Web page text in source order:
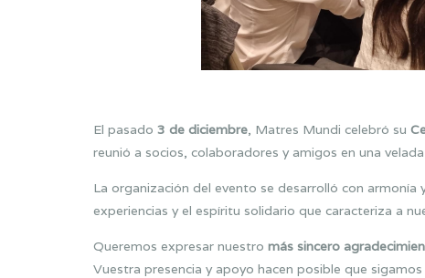
El pasado 3 de diciembre, Matres Mundi celebró su
reunió a socios, colaboradores y amigos en una
La organización del evento se desarrolló con
experiencias y el espíritu solidario que caracteriza a
Queremos expresar nuestro más sincero
Vuestra presencia y apoyo hacen posible que